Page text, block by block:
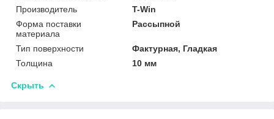
Производитель
T-Win
Форма поставки
материала
Рассыпной
Тип поверхности
Фактурная, Гладкая
Толщина
10 мм
Скрыть